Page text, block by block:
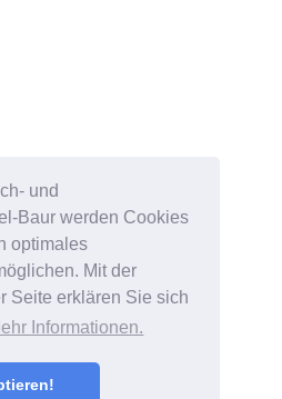
und
Baur werden Cookies
optimales
Mit der
Seite erklären Sie sich
Informationen.